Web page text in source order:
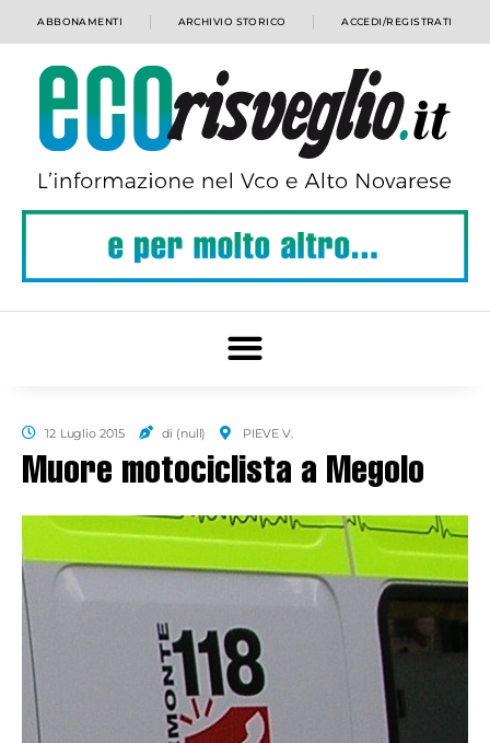
ABBONAMENTI ARCHIVIO STORICO ACCEDI/REGISTRATI
12 Luglio 2015 di (null) PIEVE V.
Muore motociclista a Megolo